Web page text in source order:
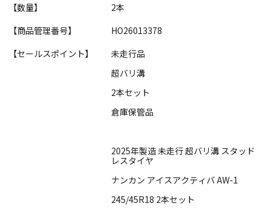
【数量】
2本
【商品管理番号】
HO26013378
【セールスポイント】
未走行品
超バリ溝
2本セット
倉庫保管品
2025年製造 未走行 超バリ溝 スタッド
レスタイヤ
ナンカン アイスアクティバ AW-1
245/45R18 2本セット